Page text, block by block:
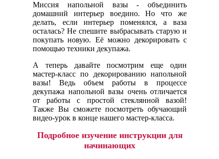
Миссия напольной вазы - объединить
домашний интерьер воедино. Но что же
делать, если интерьер поменялся, а ваза
осталась? Не спешите выбрасывать старую и
покупать новую. Её можно декорировать с
помощью техники декупажа.
А теперь давайте посмотрим еще один
мастер-класс по декорированию напольной
вазы! Ведь объем работы в процессе
декупажа напольной вазы очень отличается
от работы с простой стеклянной вазой!
Также Вы сможете посмотреть обучающий
видео-урок в конце нашего мастер-класса.
Подробное изучение инструкции для
начинающих